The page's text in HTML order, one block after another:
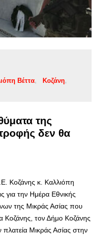
Βέττα
Κοζάνη
της
δεν θα
Κοζάνης κ. Καλλιόπη
για την Ημέρα Εθνικής
της Μικράς Ασίας που
Κοζάνης, τον Δήμο Κοζάνης
πλατεία Μικράς Ασίας στην